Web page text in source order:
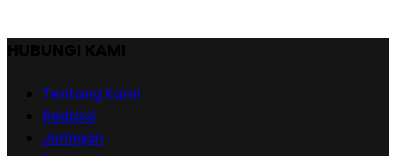
Tentang Kami
Redaksi
Jaringan